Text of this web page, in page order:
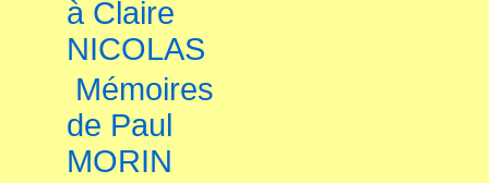
à Claire
NICOLAS
Mémoires
de Paul
MORIN